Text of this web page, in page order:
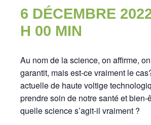
6 DÉCEMBRE
H 00 MIN
Au nom de la science, on affirme,
garantit, mais est-ce vraiment le
actuelle de haute voltige
prendre soin de notre santé et bien-
quelle science s’agit-il vraiment ?